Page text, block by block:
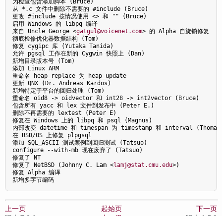
为检查包含添加脚本 (Bruce)
从 *.c 文件中删除不需要的 #include (Bruce)
更改 #include 按情况使用 <> 和 "" (Bruce)
启用 Windows 的 libpq 编译
来自 Uncle George <gatgul@voicenet.com> 的 Alpha 自旋锁修复
彻底检修优化器数据结构 (Tom)
修复 cygipc 库 (Yutaka Tanida)
允许 pgsql 工作在新的 Cygwin 快照上 (Dan)
新增目录版本号 (Tom)
添加 Linux ARM
重命名 heap_replace 为 heap_update
更新 QNX (Dr. Andreas Kardos)
新增特定于平台的回归处理 (Tom)
重命名 oid8 -> oidvector 和 int28 -> int2vector (Bruce)
包含所有 yacc 和 lex 文件到发布中 (Peter E.)
删除不再需要的 lextest (Peter E)
修复在 Windows 上的 libpq 和 psql (Magnus)
内部改变 datetime 和 timespan 为 timestamp 和 interval
在 BSD/OS 上修复 plpgsql
添加 SQL_ASCII 测试案例到回归测试 (Tatsuo)
configure --with-mb 现在废弃了 (Tatsuo)
修复了 NT
修复了 NetBSD (Johnny C. Lam <lamj@stat.cmu.edu>)
修复 Alpha 编译
新增多字节编码
上一页 起始页
下一页